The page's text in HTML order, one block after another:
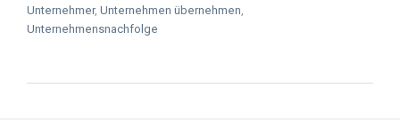
Unternehmer, Unternehmen übernehmen,
Unternehmensnachfolge